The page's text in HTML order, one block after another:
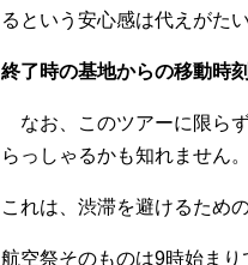
るという安心感は代えがた
終了時の基地からの移動時
なお、このツアーに限ら
らっしゃるかも知れません。
これは、渋滞を避けるため
航空祭そのものは9時始まり